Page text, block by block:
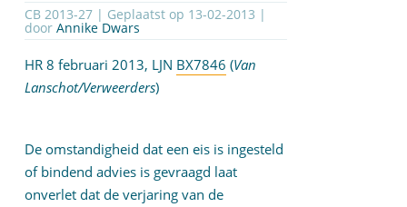
CB 2013-27 | Geplaatst op 13-02-2013 |
door Annike Dwars
HR 8 februari 2013, LJN BX7846 (Van
Lanschot/Verweerders)
De omstandigheid dat een eis is ingesteld
of bindend advies is gevraagd laat
onverlet dat de verjaring van de